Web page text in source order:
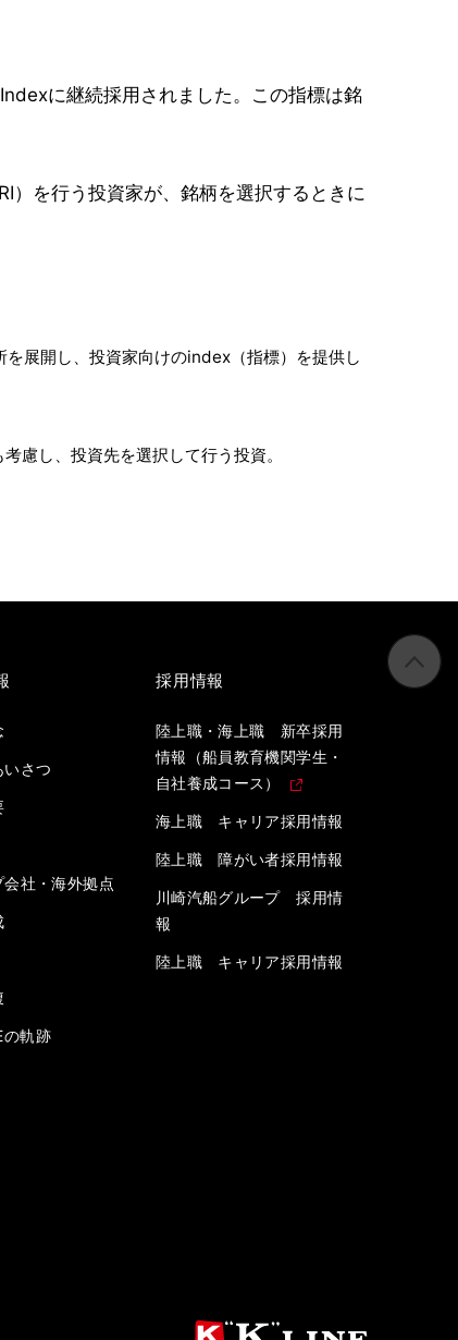
に継続採用されました。この指標は銘
）を行う投資家が、銘柄を選択するときに
を展開し、投資家向けのindex（指標）を提供し
慮し、投資先を選択して行う投資。
いさつ
会社・海外拠点
の軌跡
採用情報
陸上職・海上職 新卒採用
情報（船員教育機関学生・
自社養成コース）
海上職 キャリア採用情報
陸上職 障がい者採用情報
川崎汽船グループ 採用情
報
陸上職 キャリア採用情報